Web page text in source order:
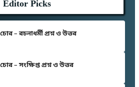
Editor Picks
– রচনাধর্মী প্রশ্ন ও উত্তর
– সংক্ষিপ্ত প্রশ্ন ও উত্তর